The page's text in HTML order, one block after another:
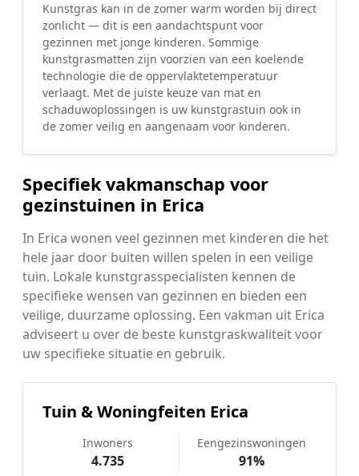
Kunstgras kan in de zomer warm worden bij direct
zonlicht — dit is een aandachtspunt voor
gezinnen met jonge kinderen. Sommige
kunstgrasmatten zijn voorzien van een koelende
technologie die de oppervlaktetemperatuur
verlaagt. Met de juiste keuze van mat en
schaduwoplossingen is uw kunstgrastuin ook in
de zomer veilig en aangenaam voor kinderen.
Specifiek vakmanschap voor
gezinstuinen in Erica
In Erica wonen veel gezinnen met kinderen die het
hele jaar door buiten willen spelen in een veilige
tuin. Lokale kunstgrasspecialisten kennen de
specifieke wensen van gezinnen en bieden een
veilige, duurzame oplossing. Een vakman uit Erica
adviseert u over de beste kunstgraskwaliteit voor
uw specifieke situatie en gebruik.
Tuin & Woningfeiten Erica
Inwoners
4.735
Eengezinswoningen
91%